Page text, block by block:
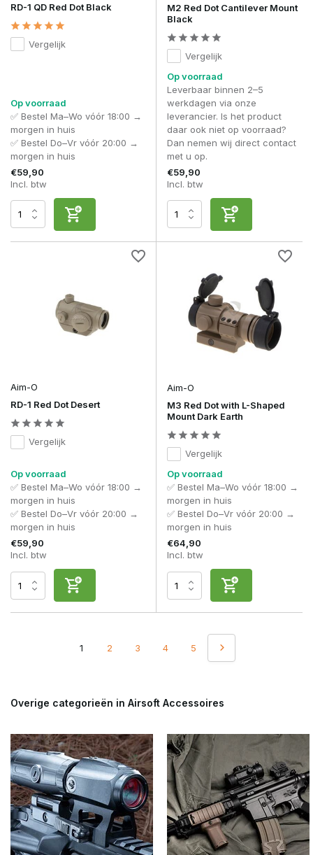
RD-1 QD Red Dot Black
Vergelijk
Op voorraad
✅ Bestel Ma–Wo vóór 18:00 →
morgen in huis
✅ Bestel Do–Vr vóór 20:00 →
morgen in huis
€59,90
Incl. btw
M2 Red Dot Cantilever Mount
Black
Vergelijk
Op voorraad
Leverbaar binnen 2–5
werkdagen via onze
leverancier. Is het product
daar ook niet op voorraad?
Dan nemen wij direct contact
met u op.
€59,90
Incl. btw
Aim-O
RD-1 Red Dot Desert
Vergelijk
Op voorraad
✅ Bestel Ma–Wo vóór 18:00 →
morgen in huis
✅ Bestel Do–Vr vóór 20:00 →
morgen in huis
€59,90
Incl. btw
Aim-O
M3 Red Dot with L-Shaped
Mount Dark Earth
Vergelijk
Op voorraad
✅ Bestel Ma–Wo vóór 18:00 →
morgen in huis
✅ Bestel Do–Vr vóór 20:00 →
morgen in huis
€64,90
Incl. btw
1 2 3 4 5
Overige categorieën in Airsoft Accessoires